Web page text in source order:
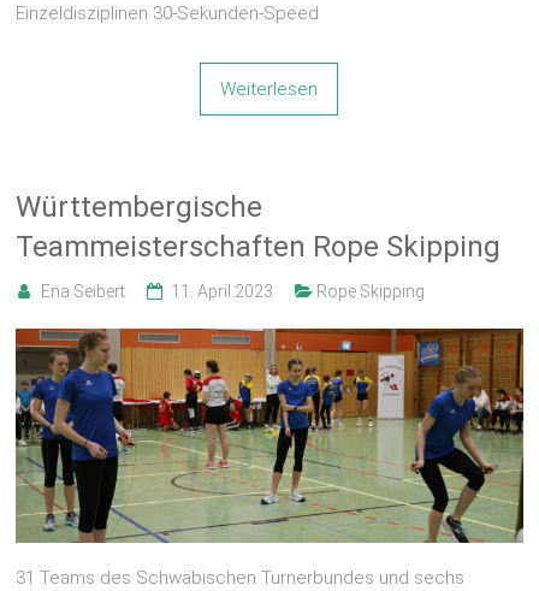
Einzeldisziplinen 30-Sekunden-Speed
Weiterlesen
Württembergische
Teammeisterschaften Rope Skipping
Ena Seibert 11. April 2023 Rope Skipping
31 Teams des Schwäbischen Turnerbundes und sechs